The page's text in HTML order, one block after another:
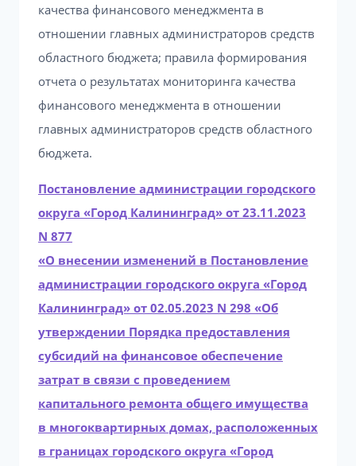
качества финансового менеджмента в
отношении главных администраторов средств
областного бюджета; правила формирования
отчета о результатах мониторинга качества
финансового менеджмента в отношении
главных администраторов средств областного
бюджета.
Постановление администрации городского
округа «Город Калининград» от 23.11.2023
N 877
«О внесении изменений в Постановление
администрации городского округа «Город
Калининград» от 02.05.2023 N 298 «Об
утверждении Порядка предоставления
субсидий на финансовое обеспечение
затрат в связи с проведением
капитального ремонта общего имущества
в многоквартирных домах, расположенных
в границах городского округа «Город